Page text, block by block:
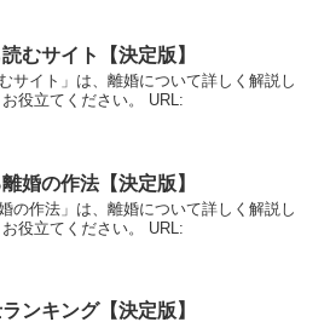
むサイト【決定版】
サイト」は、離婚について詳しく解説し
役立てください。 URL:
婚の作法【決定版】
の作法」は、離婚について詳しく解説し
役立てください。 URL:
ンキング【決定版】